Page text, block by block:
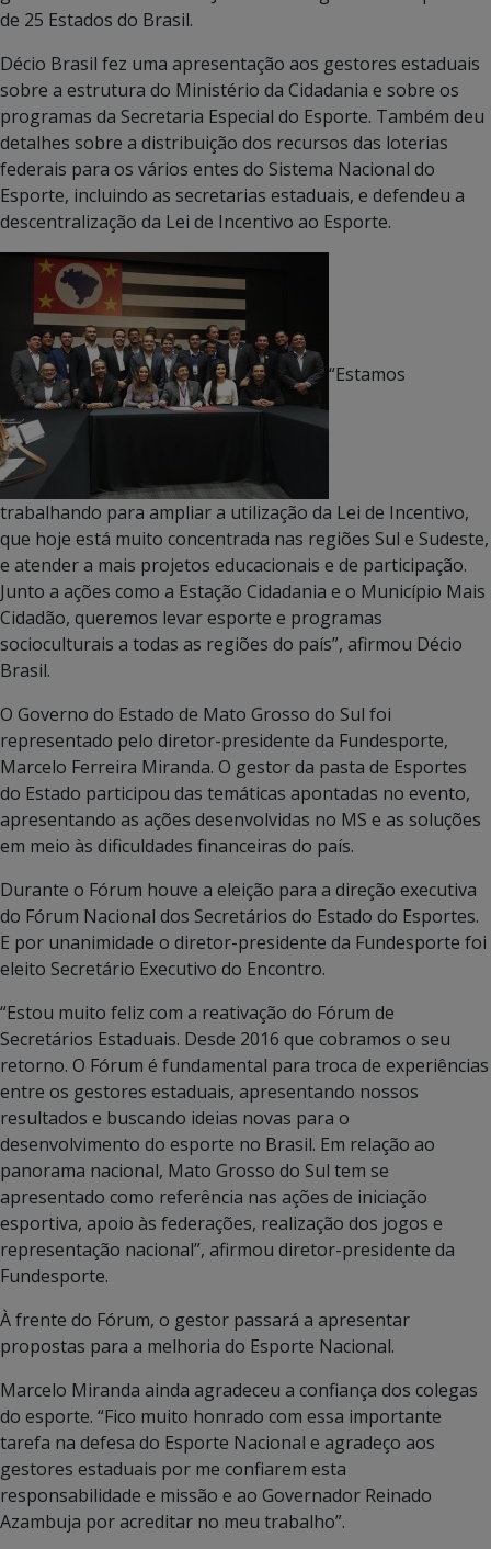
de 25 Estados do Brasil.
Décio Brasil fez uma apresentação aos gestores estaduais
sobre a estrutura do Ministério da Cidadania e sobre os
programas da Secretaria Especial do Esporte. Também deu
detalhes sobre a distribuição dos recursos das loterias
federais para os vários entes do Sistema Nacional do
Esporte, incluindo as secretarias estaduais, e defendeu a
descentralização da Lei de Incentivo ao Esporte.
“Estamos
trabalhando para ampliar a utilização da Lei de Incentivo,
que hoje está muito concentrada nas regiões Sul e Sudeste,
e atender a mais projetos educacionais e de participação.
Junto a ações como a Estação Cidadania e o Município Mais
Cidadão, queremos levar esporte e programas
socioculturais a todas as regiões do país”, afirmou Décio
Brasil.
O Governo do Estado de Mato Grosso do Sul foi
representado pelo diretor-presidente da Fundesporte,
Marcelo Ferreira Miranda. O gestor da pasta de Esportes
do Estado participou das temáticas apontadas no evento,
apresentando as ações desenvolvidas no MS e as soluções
em meio às dificuldades financeiras do país.
Durante o Fórum houve a eleição para a direção executiva
do Fórum Nacional dos Secretários do Estado do Esportes.
E por unanimidade o diretor-presidente da Fundesporte foi
eleito Secretário Executivo do Encontro.
“Estou muito feliz com a reativação do Fórum de
Secretários Estaduais. Desde 2016 que cobramos o seu
retorno. O Fórum é fundamental para troca de experiências
entre os gestores estaduais, apresentando nossos
resultados e buscando ideias novas para o
desenvolvimento do esporte no Brasil. Em relação ao
panorama nacional, Mato Grosso do Sul tem se
apresentado como referência nas ações de iniciação
esportiva, apoio às federações, realização dos jogos e
representação nacional”, afirmou diretor-presidente da
Fundesporte.
À frente do Fórum, o gestor passará a apresentar
propostas para a melhoria do Esporte Nacional.
Marcelo Miranda ainda agradeceu a confiança dos colegas
do esporte. “Fico muito honrado com essa importante
tarefa na defesa do Esporte Nacional e agradeço aos
gestores estaduais por me confiarem esta
responsabilidade e missão e ao Governador Reinado
Azambuja por acreditar no meu trabalho”.